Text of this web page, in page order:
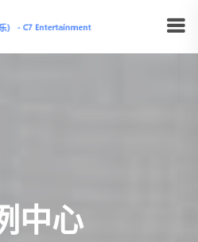
中心